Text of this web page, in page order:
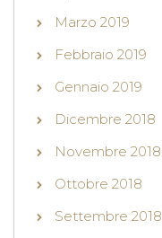
Marzo 2019
Febbraio 2019
Gennaio 2019
Dicembre 2018
Novembre 2018
Ottobre 2018
Settembre 2018